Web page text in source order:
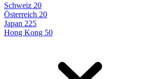
Schweiz 20
Österreich 20
Japan 225
Hong Kong 50